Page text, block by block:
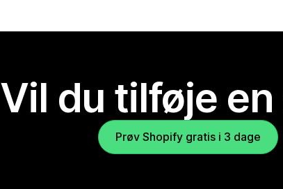
Vil du tilføje en
Prøv Shopify gratis i 3 dage